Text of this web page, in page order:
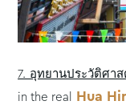
7. อุทยานประวัติศา
in the real Hua